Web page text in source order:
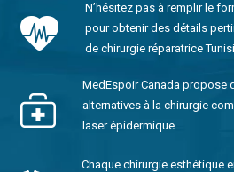
N’hésitez pas à remplir le
pour obtenir des détails
de chirurgie réparatrice
MedEspoir Canada propose
alternatives à la chirurgie
laser épidermique.
Chaque chirurgie esthétique